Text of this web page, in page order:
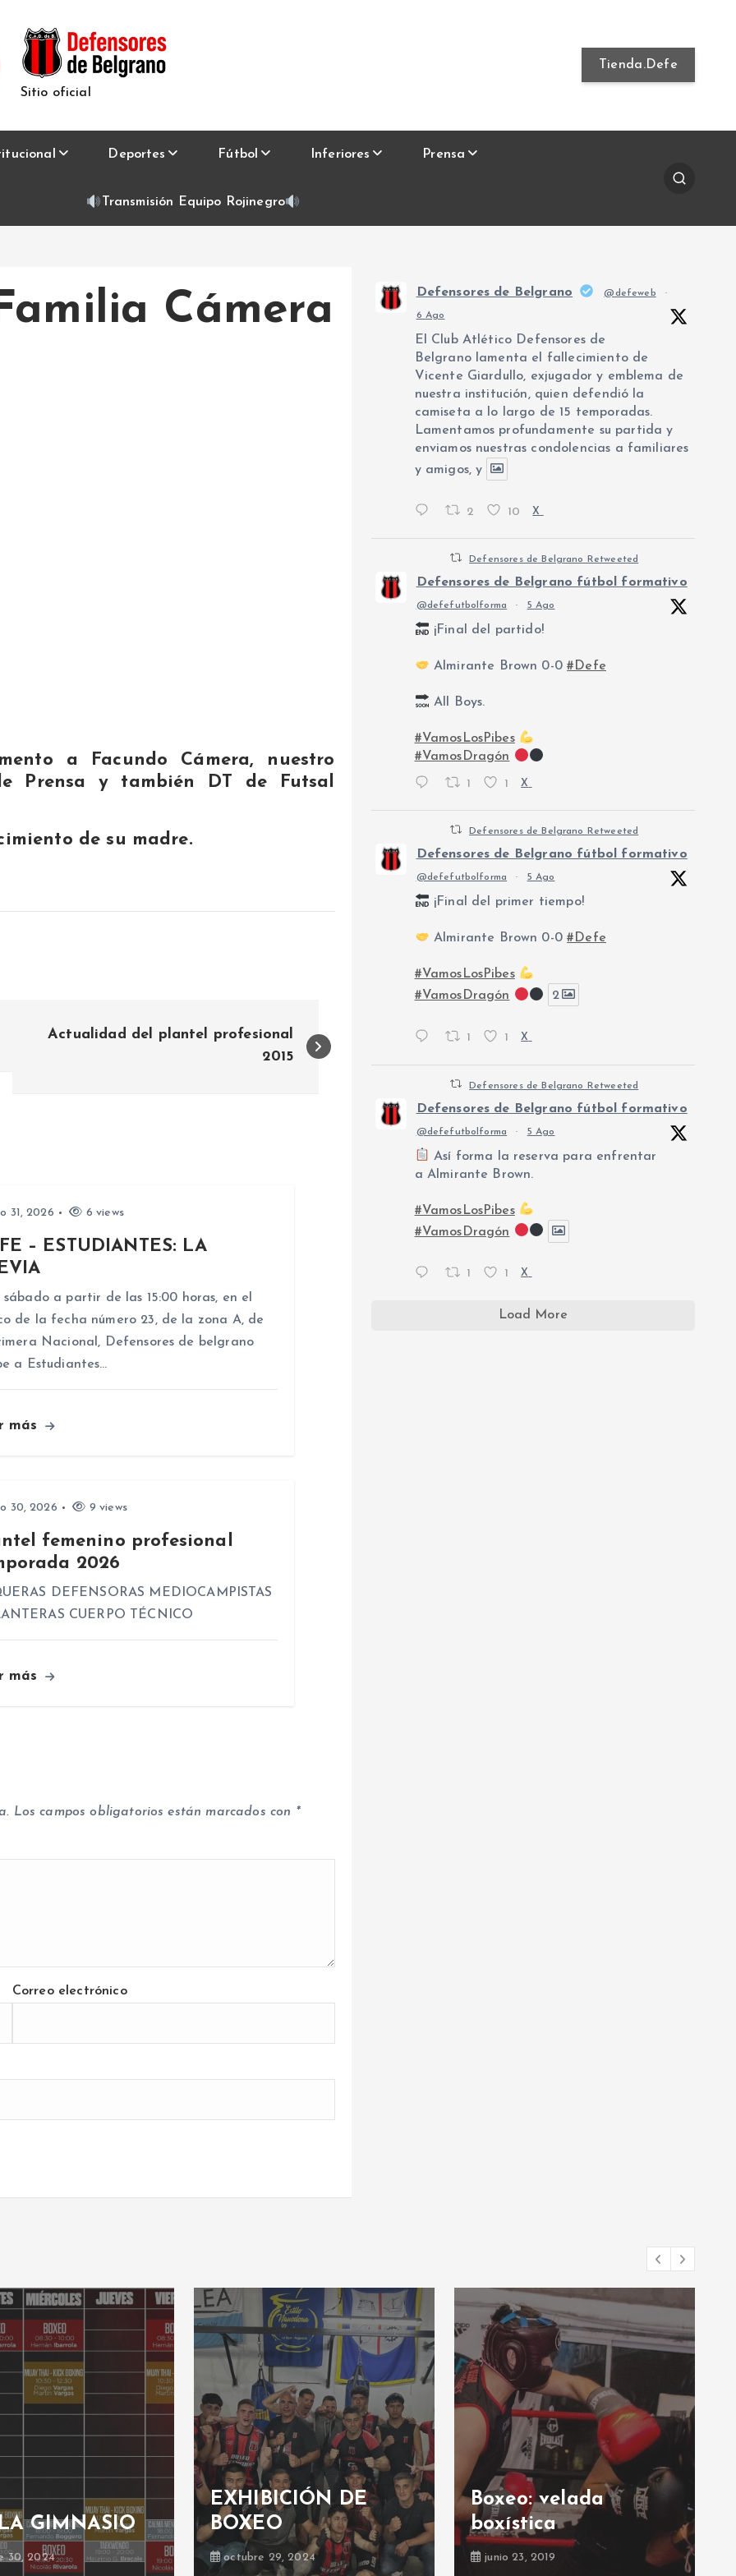
Sitio oficial
Tienda.Defe
Deportes Fútbol Inferiores Prensa
Transmisión Equipo Rojinegro
Cámera
a Facundo Cámera, nuestro
Prensa y también DT de Futsal
de su madre.
Actualidad del plantel profesional
2015
31, 2026 6 views
– ESTUDIANTES: LA
sábado a partir de las 15:00 horas, en el
de la fecha número 23, de la zona A, de
Nacional, Defensores de belgrano
a Estudiantes…
más
30, 2026 9 views
femenino profesional
2026
DEFENSORAS MEDIOCAMPISTAS
CUERPO TÉCNICO
más
Los campos obligatorios están marcados con *
Correo electrónico
Defensores de Belgrano @defeweb ·
6 Ago
El Club Atlético Defensores de
Belgrano lamenta el fallecimiento de
Vicente Giardullo, exjugador y emblema de
nuestra institución, quien defendió la
camiseta a lo largo de 15 temporadas.
Lamentamos profundamente su partida y
enviamos nuestras condolencias a familiares
y amigos, y
2 10 X
Defensores de Belgrano Retweeted
Defensores de Belgrano fútbol formativo
@defefutbolforma · 5 Ago
¡Final del partido!
Almirante Brown 0-0#Defe
All Boys.
#VamosLosPibes
#VamosDragón
1 1 X
Defensores de Belgrano Retweeted
Defensores de Belgrano fútbol formativo
@defefutbolforma · 5 Ago
¡Final del primer tiempo!
Almirante Brown 0-0#Defe
#VamosLosPibes
#VamosDragón
2
1 1 X
Defensores de Belgrano Retweeted
Defensores de Belgrano fútbol formativo
@defefutbolforma · 5 Ago
Así forma la reserva para enfrentar
a Almirante Brown.
#VamosLosPibes
#VamosDragón
1 1 X
Load More
GIMNASIO
30, 2024
EXHIBICIÓN DE
BOXEO
octubre 29, 2024
Boxeo: velada
boxística
junio 23, 2019